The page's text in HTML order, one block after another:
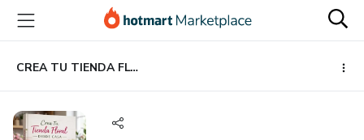
principal
página
de
página
CREA TU TIENDA FLORAL DESDE CASA